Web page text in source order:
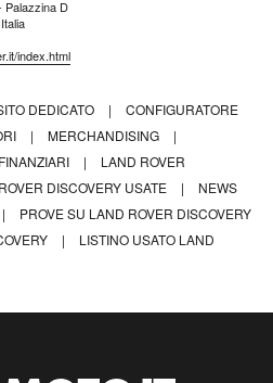
Palazzina D
index.html
DEDICATO |
CONFIGURATORE
| MERCHANDISING
|
|
LAND ROVER
DISCOVERY USATE |
NEWS
|
PROVE SU LAND ROVER DISCOVERY
|
LISTINO USATO LAND